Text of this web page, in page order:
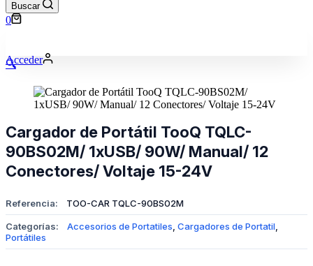
Buscar
Carro
0
Acceder
🔍
Cargador de Portátil TooQ TQLC-
90BS02M/ 1xUSB/ 90W/ Manual/ 12
Conectores/ Voltaje 15-24V
Referencia: TOO-CAR TQLC-90BS02M
Categorías: Accesorios de Portatiles Cargadores de Portatil
Portátiles